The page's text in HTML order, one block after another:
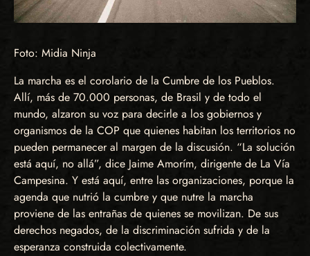
Foto: Midia Ninja
La marcha es el corolario de la Cumbre de los Pueblos.
Allí, más de 70.000 personas, de Brasil y de todo el
mundo, alzaron su voz para decirle a los gobiernos y
organismos de la COP que quienes habitan los territorios no
pueden permanecer al margen de la discusión. “La solución
está aquí, no allá”, dice Jaime Amorím, dirigente de La Vía
Campesina. Y está aquí, entre las organizaciones, porque la
agenda que nutrió la cumbre y que nutre la marcha
proviene de las entrañas de quienes se movilizan. De sus
derechos negados, de la discriminación sufrida y de la
esperanza construida colectivamente.